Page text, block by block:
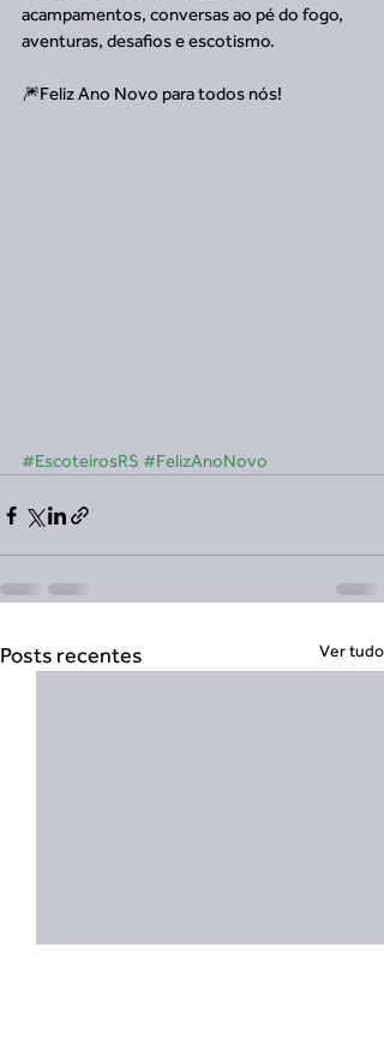
acampamentos, conversas ao pé do fogo,
aventuras, desafios e escotismo.
🎆Feliz Ano Novo para todos nós!
#EscoteirosRS #FelizAnoNovo
Posts recentes Ver tudo